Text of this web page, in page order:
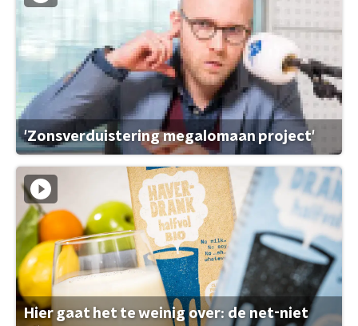
'Zonsverduistering megalomaan project'
Hier gaat het te weinig over: de net-niet